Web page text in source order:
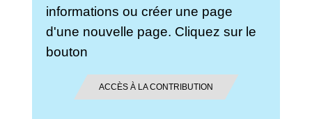
informations ou créer une page
d'une nouvelle page. Cliquez sur le
bouton
ACCÈS À LA CONTRIBUTION